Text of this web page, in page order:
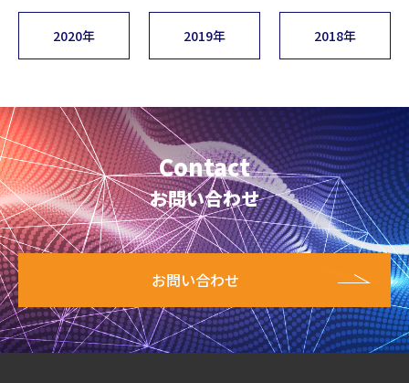
2020年 2019年 2018年
Contact
お問い合わせ
お問い合わせ